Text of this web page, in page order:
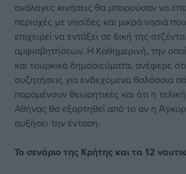
ανάλογες κινήσεις θα μπορούσαν να
περιοχές με νησίδες και μικρά νησιά
επιχειρεί να εντάξει σε δική της ατζέντα
αμφισβητήσεων. Η Καθημερινή, την
και τουρκικά δημοσιεύματα, ανέφερε
συζητήσεις για ενδεχόμενα θαλάσσια
παραμένουν θεωρητικές και ότι η
Αθήνας θα εξαρτηθεί από το αν η
αυξήσει την ένταση.
Το σενάριο της Κρήτης και τα 12